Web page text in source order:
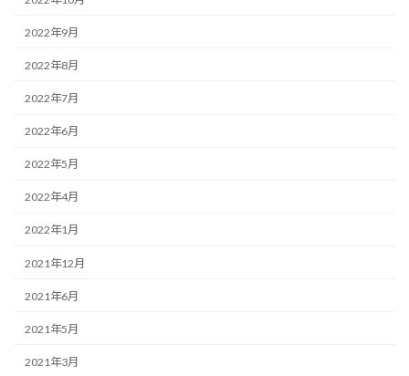
2022年9月
2022年8月
2022年7月
2022年6月
2022年5月
2022年4月
2022年1月
2021年12月
2021年6月
2021年5月
2021年3月